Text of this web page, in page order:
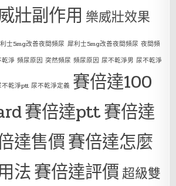
壯副作用 樂威壯效果
士5mg改善夜間頻尿 犀利士5mg改善夜間頻尿 夜間頻
淨 頻尿原因 突然頻尿 頻尿原因 尿不乾淨男 尿不乾淨
乾淨ptt 尿不乾淨定義 賽倍達100
賽倍達ptt賽倍達
達售價賽倍達怎麼
法賽倍達評價超級雙